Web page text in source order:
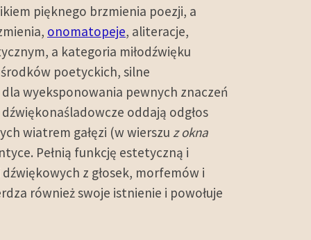
pięknego brzmienia poezji, a
onomatopeje, aliteracje,
a kategoria miłodźwięku
poetyckich, silne
wyeksponowania pewnych znaczeń
oddają odgłos
wiatrem gałęzi (w wierszu z okna
Pełnią funkcję estetyczną i
z głosek, morfemów i
również swoje istnienie i powołuje